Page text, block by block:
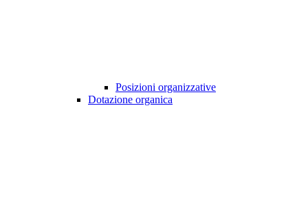
Posizioni organizzative
Dotazione organica